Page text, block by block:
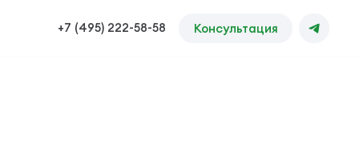
+7 (495) 222-58-58 Консультация